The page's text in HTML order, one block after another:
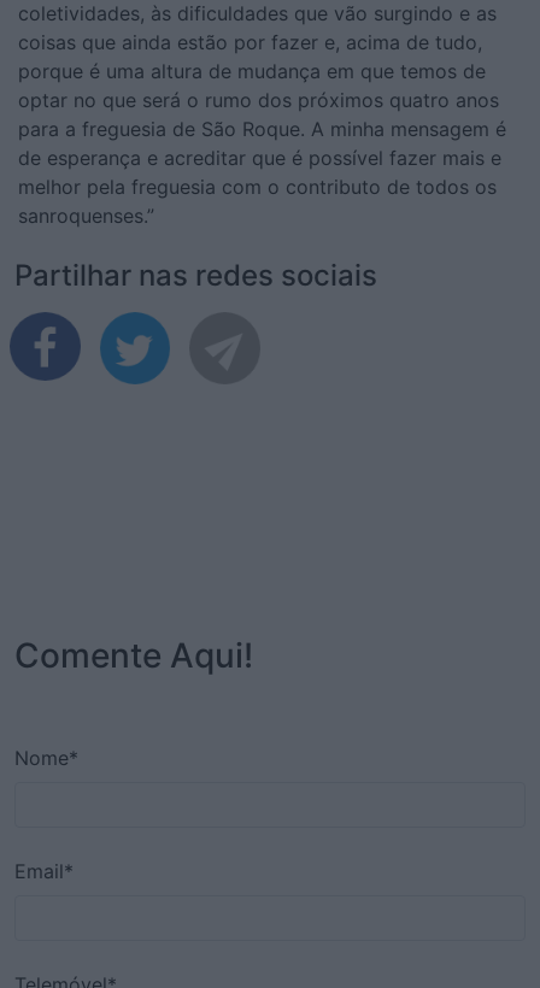
coletividades, às dificuldades que vão surgindo e as
coisas que ainda estão por fazer e, acima de tudo,
porque é uma altura de mudança em que temos de
optar no que será o rumo dos próximos quatro anos
para a freguesia de São Roque. A minha mensagem é
de esperança e acreditar que é possível fazer mais e
melhor pela freguesia com o contributo de todos os
sanroquenses.”
Partilhar nas redes sociais
Comente Aqui!
Nome*
Email*